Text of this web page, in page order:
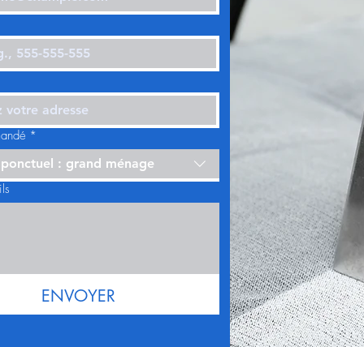
*
: grand ménage
ENVOYER